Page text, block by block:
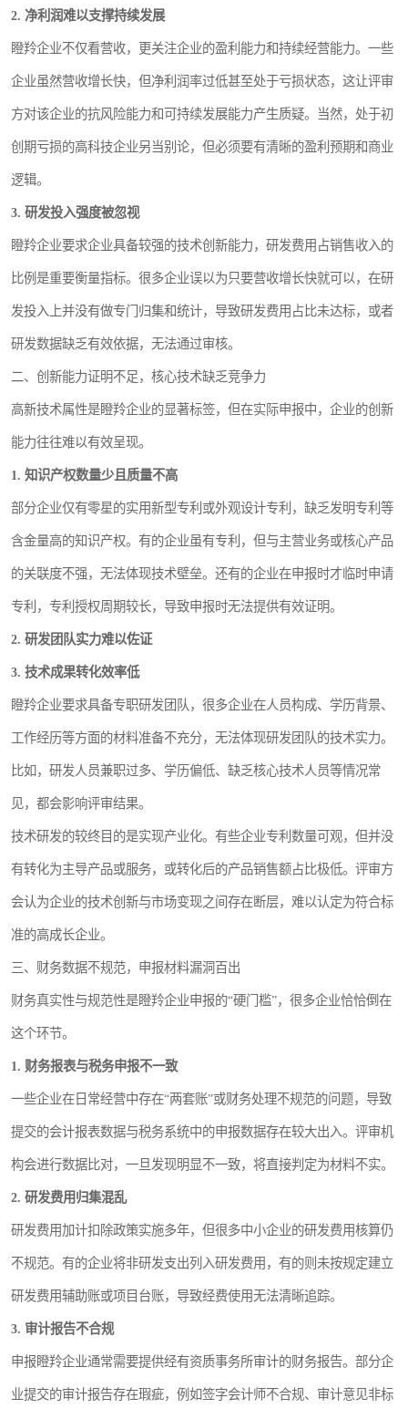
2. 净利润难以支撑持续发展
瞪羚企业不仅看营收，更关注企业的盈利能力和持续经营能力。一些
企业虽然营收增长快，但净利润率过低甚至处于亏损状态，这让评审
方对该企业的抗风险能力和可持续发展能力产生质疑。当然，处于初
创期亏损的高科技企业另当别论，但必须要有清晰的盈利预期和商业
逻辑。
3. 研发投入强度被忽视
瞪羚企业要求企业具备较强的技术创新能力，研发费用占销售收入的
比例是重要衡量指标。很多企业误以为只要营收增长快就可以，在研
发投入上并没有做专门归集和统计，导致研发费用占比未达标，或者
研发数据缺乏有效依据，无法通过审核。
二、创新能力证明不足，核心技术缺乏竞争力
高新技术属性是瞪羚企业的显著标签，但在实际申报中，企业的创新
能力往往难以有效呈现。
1. 知识产权数量少且质量不高
部分企业仅有零星的实用新型专利或外观设计专利，缺乏发明专利等
含金量高的知识产权。有的企业虽有专利，但与主营业务或核心产品
的关联度不强，无法体现技术壁垒。还有的企业在申报时才临时申请
专利，专利授权周期较长，导致申报时无法提供有效证明。
2. 研发团队实力难以佐证
3. 技术成果转化效率低
瞪羚企业要求具备专职研发团队，很多企业在人员构成、学历背景、
工作经历等方面的材料准备不充分，无法体现研发团队的技术实力。
比如，研发人员兼职过多、学历偏低、缺乏核心技术人员等情况常
见，都会影响评审结果。
技术研发的较终目的是实现产业化。有些企业专利数量可观，但并没
有转化为主导产品或服务，或转化后的产品销售额占比极低。评审方
会认为企业的技术创新与市场变现之间存在断层，难以认定为符合标
准的高成长企业。
三、财务数据不规范，申报材料漏洞百出
财务真实性与规范性是瞪羚企业申报的“硬门槛”，很多企业恰恰倒在
这个环节。
1. 财务报表与税务申报不一致
一些企业在日常经营中存在“两套账”或财务处理不规范的问题，导致
提交的会计报表数据与税务系统中的申报数据存在较大出入。评审机
构会进行数据比对，一旦发现明显不一致，将直接判定为材料不实。
2. 研发费用归集混乱
研发费用加计扣除政策实施多年，但很多中小企业的研发费用核算仍
不规范。有的企业将非研发支出列入研发费用，有的则未按规定建立
研发费用辅助账或项目台账，导致经费使用无法清晰追踪。
3. 审计报告不合规
申报瞪羚企业通常需要提供经有资质事务所审计的财务报告。部分企
业提交的审计报告存在瑕疵，例如签字会计师不合规、审计意见非标